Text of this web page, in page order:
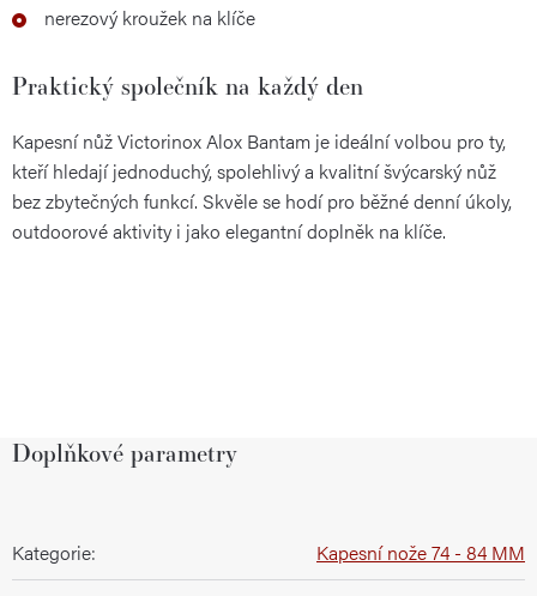
nerezový kroužek na klíče
Praktický společník na každý den
Kapesní nůž Victorinox Alox Bantam je ideální volbou pro ty,
kteří hledají jednoduchý, spolehlivý a kvalitní švýcarský nůž
bez zbytečných funkcí. Skvěle se hodí pro běžné denní úkoly,
outdoorové aktivity i jako elegantní doplněk na klíče.
Doplňkové parametry
Kategorie: Kapesní nože 74 - 84 MM